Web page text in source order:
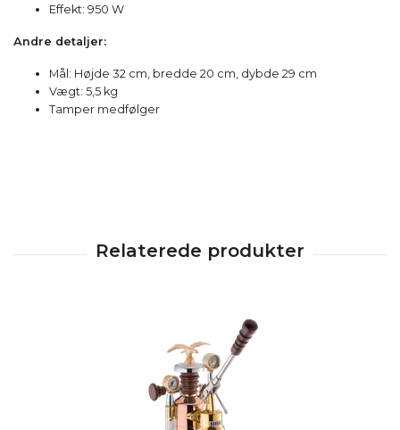
Effekt: 950 W
Andre detaljer:
Mål: Højde 32 cm, bredde 20 cm, dybde 29 cm
Vægt: 5,5 kg
Tamper medfølger